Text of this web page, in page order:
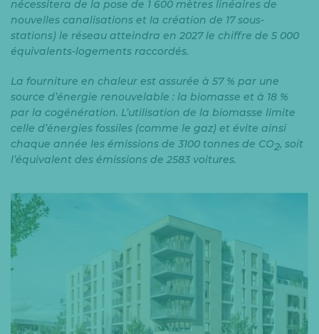
nécessitera de la pose de 1 600 mètres linéaires de
nouvelles canalisations et la création de 17 sous-
stations) le réseau atteindra en 2027 le chiffre de 5 000
équivalents-logements raccordés.
La fourniture en chaleur est assurée à 57 % par une
source d’énergie renouvelable : la biomasse et à 18 %
par la cogénération. L’utilisation de la biomasse limite
celle d’énergies fossiles (comme le gaz) et évite ainsi
chaque année les émissions de 3100 tonnes de CO2, soit
l’équivalent des émissions de 2583 voitures.